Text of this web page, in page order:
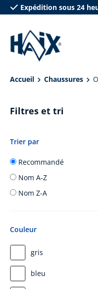
Passer à la
Expédition sous 24
Accueil Chaussures
Filtres et tri
Trier par
Recommandé
Nom A-Z
Nom Z-A
Couleur
gris
bleu